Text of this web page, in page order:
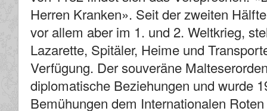
Herren Kranken». Seit der zweiten
vor allem aber im 1. und 2. Weltkrieg,
Lazarette, Spitäler, Heime und
Verfügung. Der souveräne
diplomatische Beziehungen und wurde
Bemühungen dem Internationalen